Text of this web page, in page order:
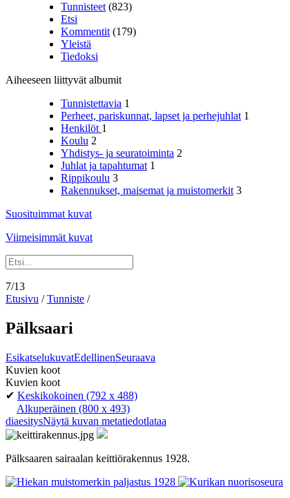
Tunnisteet (823)
Etsi
Kommentit (179)
Yleistä
Tiedoksi
Aiheeseen liittyvät albumit
Tunnistettavia 1
Perheet, pariskunnat, lapset ja perhejuhlat 1
Henkilöt 1
Koulu 2
Yhdistys- ja seuratoiminta 2
Juhlat ja tapahtumat 1
Rippikoulu 3
Rakennukset, maisemat ja muistomerkit 3
Suosituimmat kuvat
Viimeisimmät kuvat
7/13
Etusivu /Tunniste /
Pälksaari
EsikatselukuvatEdellinenSeuraava
Kuvien koot
Kuvien koot
✔ Keskikokoinen (792 x 488)
Alkuperäinen (800 x 493)
diaesitysNäytä kuvan metatiedotlataa
Pälksaaren sairaalan keittiörakennus 1928.